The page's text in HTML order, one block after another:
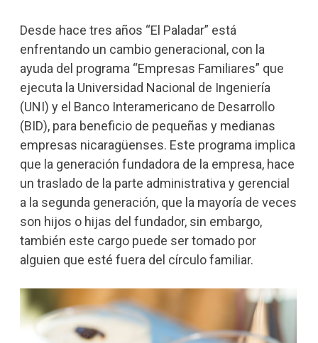
Desde hace tres años “El Paladar” está
enfrentando un cambio generacional, con la
ayuda del programa “Empresas Familiares” que
ejecuta la Universidad Nacional de Ingeniería
(UNI) y el Banco Interamericano de Desarrollo
(BID), para beneficio de pequeñas y medianas
empresas nicaragüenses. Este programa implica
que la generación fundadora de la empresa, hace
un traslado de la parte administrativa y gerencial
a la segunda generación, que la mayoría de veces
son hijos o hijas del fundador, sin embargo,
también este cargo puede ser tomado por
alguien que esté fuera del círculo familiar.